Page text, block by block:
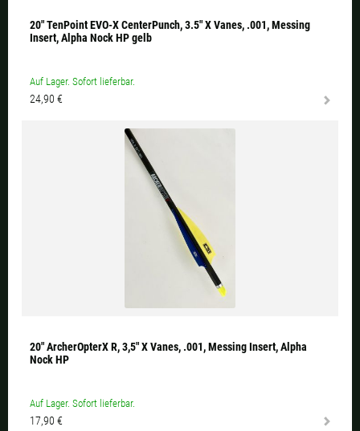
20" TenPoint EVO-X CenterPunch, 3.5" X Vanes, .001, Messing
Insert, Alpha Nock HP gelb
Auf Lager. Sofort lieferbar.
24,90 €
20" ArcherOpterX R, 3,5" X Vanes, .001, Messing Insert, Alpha
Nock HP
Auf Lager. Sofort lieferbar.
17,90 €